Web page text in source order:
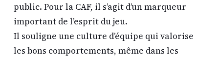
public. Pour la CAF, il s’agit d’un marqueur
important de l’esprit du jeu.
Il souligne une culture d’équipe qui valorise
les bons comportements, même dans les